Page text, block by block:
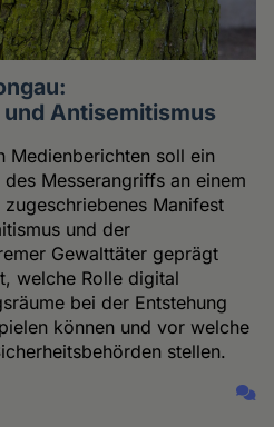
Antisemitismus
Medienberichten soll ein
Messerangriffs an einem
Manifest
und der
Gewalttäter geprägt
welche Rolle digital
bei der Entstehung
können und vor welche
stellen.